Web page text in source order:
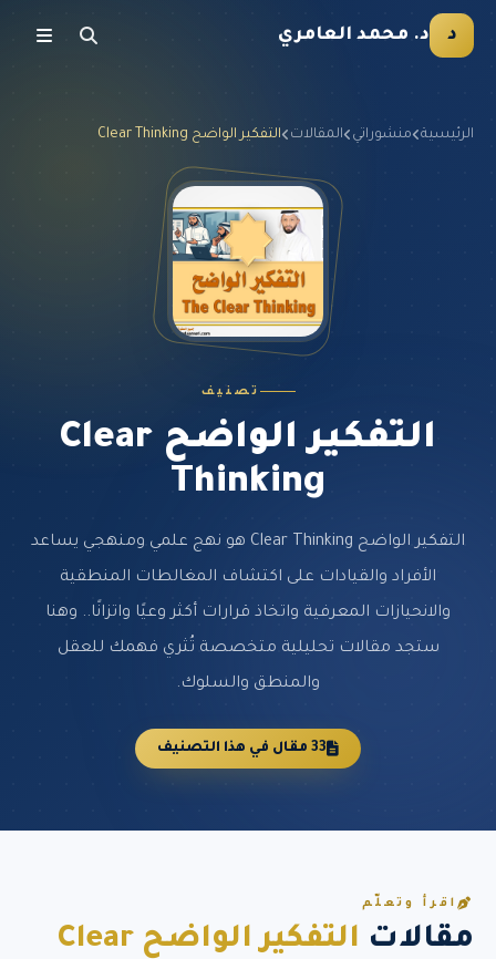
د د. محمد العامري
الرئيسية منشوراتي المقالات التفكير الواضح Clear Thinking
تصنيف
التفكير الواضح Clear
Thinking
التفكير الواضح Clear Thinking هو نهج علمي ومنهجي يساعد
الأفراد والقيادات على اكتشاف المغالطات المنطقية
والانحيازات المعرفية واتخاذ قرارات أكثر وعيًا واتزانًا.. وهنا
ستجد مقالات تحليلية متخصصة تُثري فهمك للعقل
والمنطق والسلوك.
33 مقال في هذا التصنيف
اقرأ وتعلّم
مقالات
التفكير الواضح Clear